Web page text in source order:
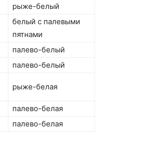
рыже-белый
белый с палевыми
пятнами
палево-белый
палево-белый
рыже-белая
палево-белая
палево-белая